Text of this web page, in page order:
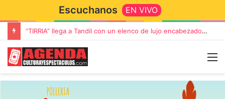
Escuchanos EN VIVO
“TIRRIA” llega a Tandil con un elenco de lujo encabezado por Capusotto, Spregelburd y Stefani